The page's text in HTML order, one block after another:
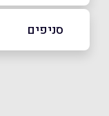
באתר
סניפים